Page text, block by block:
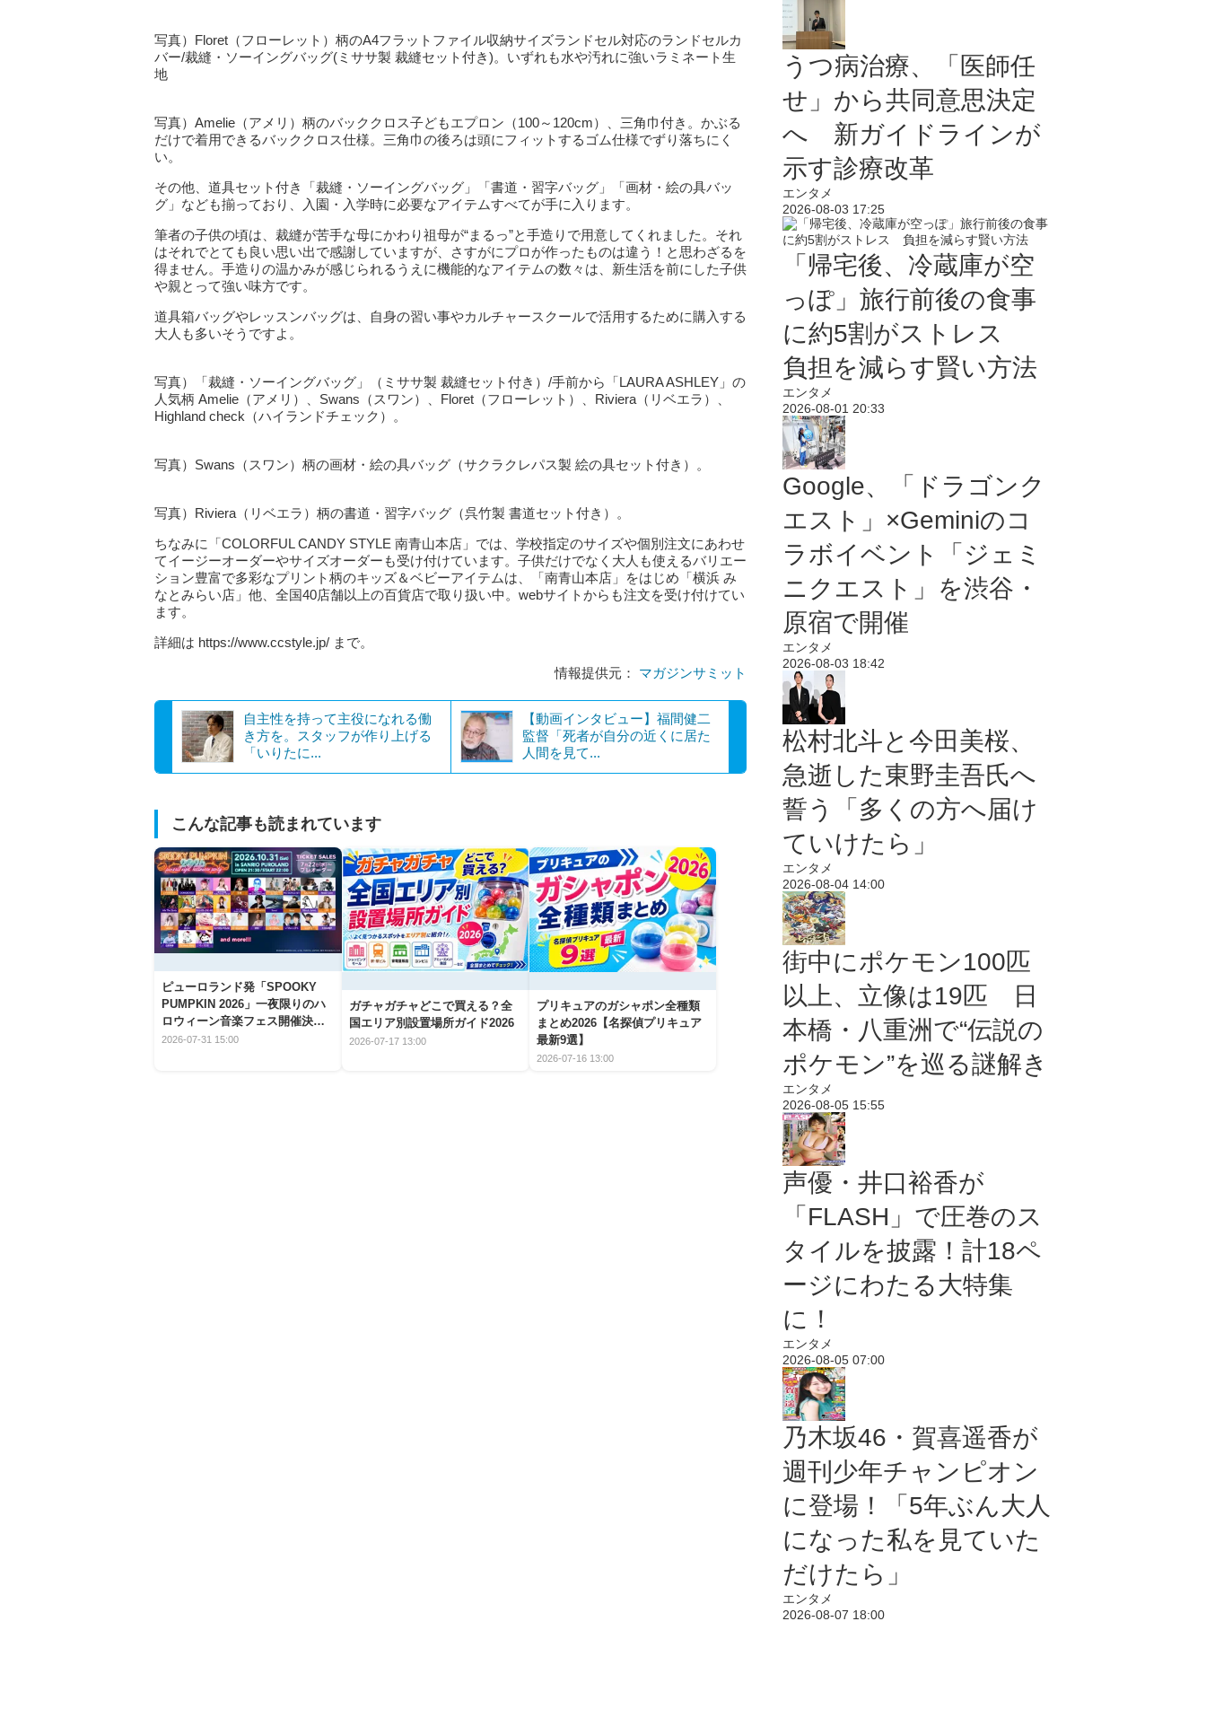
写真）Floret（フローレット）柄のA4フラットファイル収納サイズランドセル対応のランドセルカ
バー/裁縫・ソーイングバッグ(ミササ製 裁縫セット付き)。いずれも水や汚れに強いラミネート生
地
写真）Amelie（アメリ）柄のバッククロス子どもエプロン（100～120cm）、三角巾付き。かぶる
だけで着用できるバッククロス仕様。三角巾の後ろは頭にフィットするゴム仕様でずり落ちにく
い。
その他、道具セット付き「裁縫・ソーイングバッグ」「書道・習字バッグ」「画材・絵の具バッ
グ」なども揃っており、入園・入学時に必要なアイテムすべてが手に入ります。
筆者の子供の頃は、裁縫が苦手な母にかわり祖母が“まるっ”と手造りで用意してくれました。それ
はそれでとても良い思い出で感謝していますが、さすがにプロが作ったものは違う！と思わざるを
得ません。手造りの温かみが感じられるうえに機能的なアイテムの数々は、新生活を前にした子供
や親とって強い味方です。
道具箱バッグやレッスンバッグは、自身の習い事やカルチャースクールで活用するために購入する
大人も多いそうですよ。
写真）「裁縫・ソーイングバッグ」（ミササ製 裁縫セット付き）/手前から「LAURA ASHLEY」の
人気柄 Amelie（アメリ）、Swans（スワン）、Floret（フローレット）、Riviera（リベエラ）、
Highland check（ハイランドチェック）。
写真）Swans（スワン）柄の画材・絵の具バッグ（サクラクレパス製 絵の具セット付き）。
写真）Riviera（リベエラ）柄の書道・習字バッグ（呉竹製 書道セット付き）。
ちなみに「COLORFUL CANDY STYLE 南青山本店」では、学校指定のサイズや個別注文にあわせ
てイージーオーダーやサイズオーダーも受け付けています。子供だけでなく大人も使えるバリエー
ション豊富で多彩なプリント柄のキッズ＆ベビーアイテムは、「南青山本店」をはじめ「横浜 み
なとみらい店」他、全国40店舗以上の百貨店で取り扱い中。webサイトからも注文を受け付けてい
ます。
詳細は https://www.ccstyle.jp/ まで。
情報提供元： マガジンサミット
自主性を持って主役になれる働
き方を。スタッフが作り上げる
「いりたに...
【動画インタビュー】福間健二
監督「死者が自分の近くに居た
人間を見て...
こんな記事も読まれています
ピューロランド発「SPOOKY
PUMPKIN 2026」一夜限りのハ
ロウィーン音楽フェス開催決
定！
2026-07-31 15:00
ガチャガチャどこで買える？全
国エリア別設置場所ガイド2026
2026-07-17 13:00
プリキュアのガシャポン全種類
まとめ2026【名探偵プリキュア
最新9選】
2026-07-16 13:00
うつ病治療、「医師任
せ」から共同意思決定
へ 新ガイドラインが
示す診療改革
エンタメ
2026-08-03 17:25
「帰宅後、冷蔵庫が空
っぽ」旅行前後の食事
に約5割がストレス
負担を減らす賢い方法
エンタメ
2026-08-01 20:33
Google、「ドラゴンク
エスト」×Geminiのコ
ラボイベント「ジェミ
ニクエスト」を渋谷・
原宿で開催
エンタメ
2026-08-03 18:42
松村北斗と今田美桜、
急逝した東野圭吾氏へ
誓う「多くの方へ届け
ていけたら」
エンタメ
2026-08-04 14:00
街中にポケモン100匹
以上、立像は19匹 日
本橋・八重洲で“伝説の
ポケモン”を巡る謎解き
エンタメ
2026-08-05 15:55
声優・井口裕香が
「FLASH」で圧巻のス
タイルを披露！計18ペ
ージにわたる大特集
に！
エンタメ
2026-08-05 07:00
乃木坂46・賀喜遥香が
週刊少年チャンピオン
に登場！「5年ぶん大人
になった私を見ていた
だけたら」
エンタメ
2026-08-07 18:00